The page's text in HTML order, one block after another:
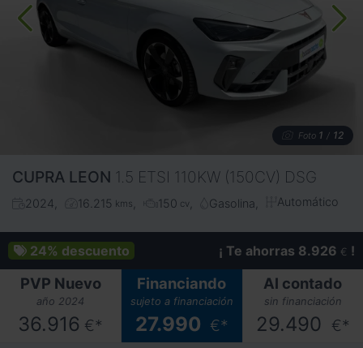
Foto 1 / 12
CUPRA LEON 1.5 ETSI 110KW (150CV) DSG
2024 16.215 kms 150 cv Gasolina Automático
24% descuento ¡ Te ahorras 8.926 € !
PVP Nuevo
año 2024
36.916 €*
Financiando
sujeto a financiación
27.990 €*
Al contado
sin financiación
29.490 €*